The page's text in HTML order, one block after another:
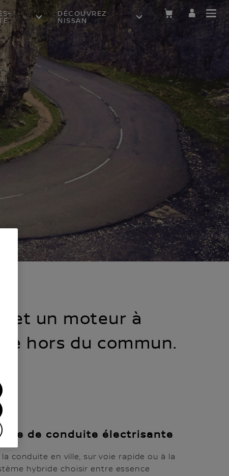
DÉCOUVREZ
NISSAN
et un moteur à
hors du commun.
de conduite électrisante
conduite en ville, sur voie rapide ou à la
hybride choisir entre essence